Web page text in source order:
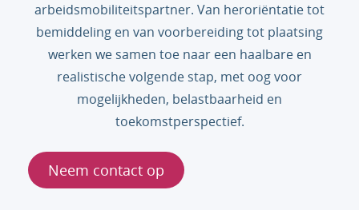
arbeidsmobiliteitspartner. Van heroriëntatie tot
bemiddeling en van voorbereiding tot plaatsing
werken we samen toe naar een haalbare en
realistische volgende stap, met oog voor
mogelijkheden, belastbaarheid en
toekomstperspectief.
Neem contact op